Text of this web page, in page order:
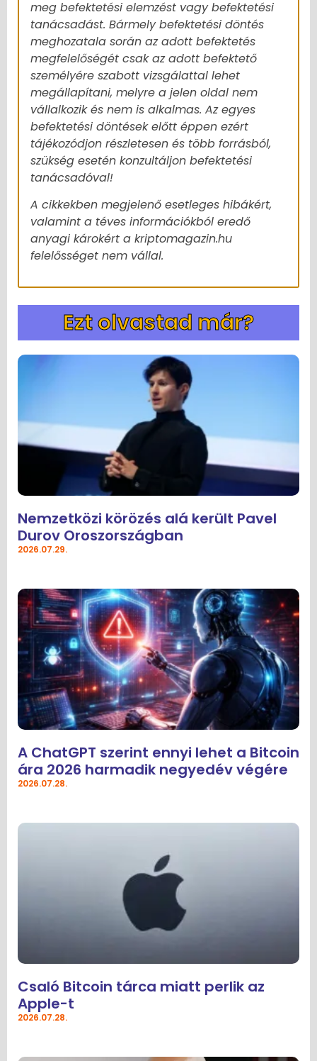
meg befektetési elemzést vagy befektetési
tanácsadást. Bármely befektetési döntés
meghozatala során az adott befektetés
megfelelőségét csak az adott befektető
személyére szabott vizsgálattal lehet
megállapítani, melyre a jelen oldal nem
vállalkozik és nem is alkalmas. Az egyes
befektetési döntések előtt éppen ezért
tájékozódjon részletesen és több forrásból,
szükség esetén konzultáljon befektetési
tanácsadóval!
A cikkekben megjelenő esetleges hibákért,
valamint a téves információkból eredő
anyagi károkért a kriptomagazin.hu
felelősséget nem vállal.
Ezt olvastad már?
Nemzetközi körözés alá került Pavel
Durov Oroszországban
2026.07.29.
A ChatGPT szerint ennyi lehet a Bitcoin
ára 2026 harmadik negyedév végére
2026.07.28.
Csaló Bitcoin tárca miatt perlik az
Apple-t
2026.07.28.